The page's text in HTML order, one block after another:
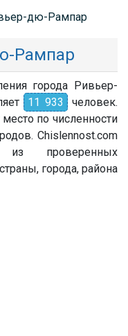
дю-Рампар
Рампар
города Ривьер-
11 933 человек.
по численности
Chislennost.com
из проверенных
города, района